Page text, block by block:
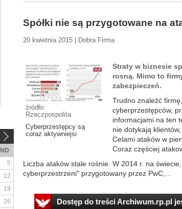
Spółki nie są przygotowane na
20 kwietnia 2015 | Dobra Firma
źródło:
Rzeczpospolita
Cyberprzestępcy są
coraz aktywniejsi
Straty w biznesie
rosną. Mimo to
zabezpieczeń.
Trudno znaleźć
cyberprzestępców,
informacjami na ten
nie dotykają
Celami ataków w
Coraz częściej
Liczba ataków stale rośnie. W 2014 r. na
cyberprzestrzeni" przygotowany przez PwC,...
Dostęp do treści Archiwum.rp.pl
ND
5
12
19
26